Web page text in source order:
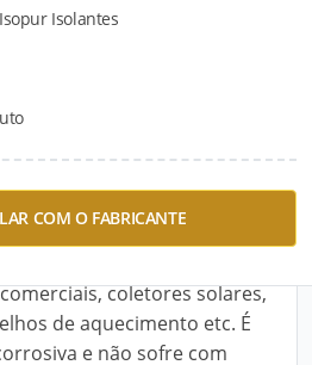
Isopur Isolantes
COM O FABRICANTE
do produto
da Isopur, é uma
e montagens
coletores solares,
de aquecimento etc. É
e não sofre com